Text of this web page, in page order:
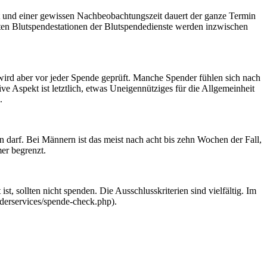
einer gewissen Nachbeobachtungszeit dauert der ganze Termin
Blutspendestationen der Blutspendedienste werden inzwischen
aber vor jeder Spende geprüft. Manche Spender fühlen sich nach
Aspekt ist letztlich, etwas Uneigennütziges für die Allgemeinheit
Bei Männern ist das meist nach acht bis zehn Wochen der Fall,
begrenzt.
sollten nicht spenden. Die Ausschlusskriterien sind vielfältig. Im
spende-check.php).